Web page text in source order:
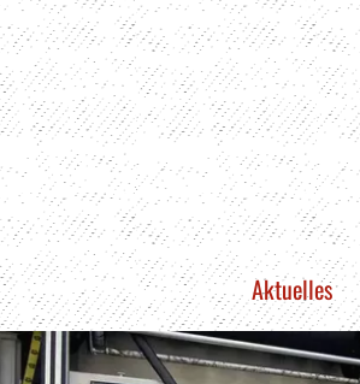
Aktuelles